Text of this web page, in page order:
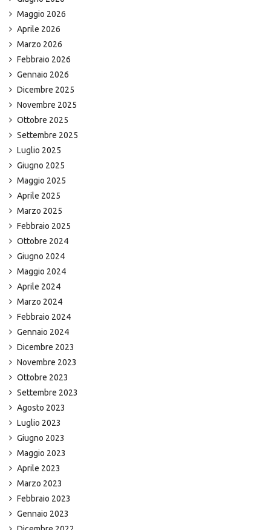
Maggio 2026
Aprile 2026
Marzo 2026
Febbraio 2026
Gennaio 2026
Dicembre 2025
Novembre 2025
Ottobre 2025
Settembre 2025
Luglio 2025
Giugno 2025
Maggio 2025
Aprile 2025
Marzo 2025
Febbraio 2025
Ottobre 2024
Giugno 2024
Maggio 2024
Aprile 2024
Marzo 2024
Febbraio 2024
Gennaio 2024
Dicembre 2023
Novembre 2023
Ottobre 2023
Settembre 2023
Agosto 2023
Luglio 2023
Giugno 2023
Maggio 2023
Aprile 2023
Marzo 2023
Febbraio 2023
Gennaio 2023